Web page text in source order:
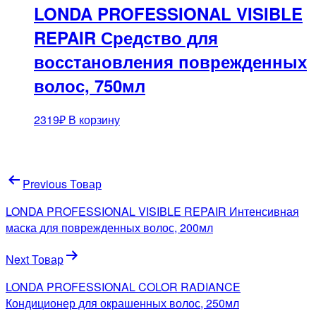
LONDA PROFESSIONAL VISIBLE
REPAIR Средство для
восстановления поврежденных
волос, 750мл
2319₽ В корзину
Навигация
по
записям
Previous Товар
LONDA PROFESSIONAL VISIBLE REPAIR Интенсивная
маска для поврежденных волос, 200мл
Next Товар
LONDA PROFESSIONAL COLOR RADIANCE
Кондиционер для окрашенных волос, 250мл